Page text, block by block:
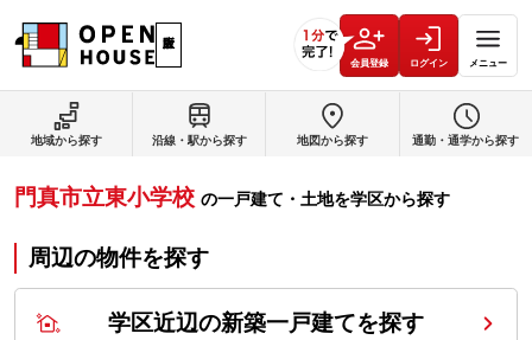
会員登録 ログイン メニュー
地域から探す 沿線・駅から探す 地図から探す 通勤・通学から探す
門真市立東小学校 の一戸建て・土地を学区から探す
周辺の物件を探す
学区近辺の新築一戸建てを探す